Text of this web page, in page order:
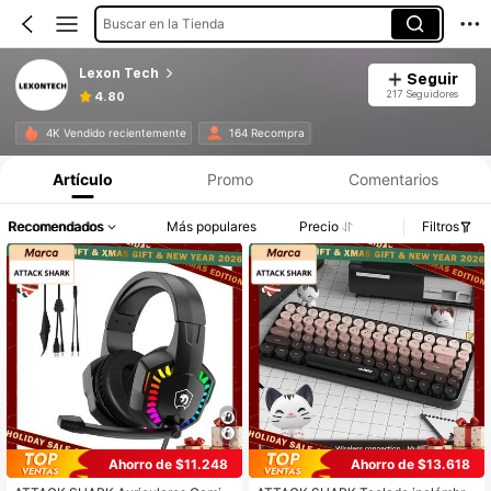
Buscar en la Tienda
Lexon Tech
4.80
Seguir
217 Seguidores
4K Vendido recientemente 164 Recompra
Artículo Promo Comentarios
Recomendados Más populares Precio Filtros
Ahorro de $11.248
Ahorro de $13.618